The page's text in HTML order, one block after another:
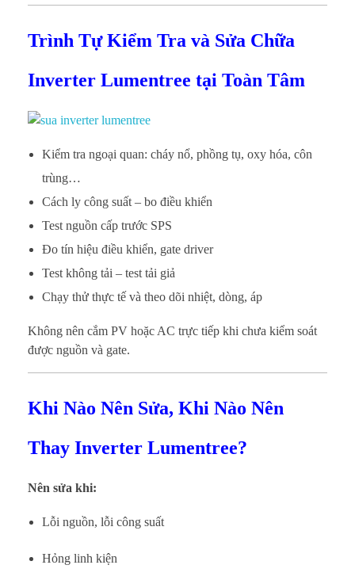
Trình Tự Kiểm Tra và Sửa Chữa
Inverter Lumentree tại Toàn Tâm
Kiểm tra ngoại quan: cháy nổ, phồng tụ, oxy hóa, côn
trùng…
Cách ly công suất – bo điều khiển
Test nguồn cấp trước SPS
Đo tín hiệu điều khiển, gate driver
Test không tải – test tải giả
Chạy thử thực tế và theo dõi nhiệt, dòng, áp
Không nên cắm PV hoặc AC trực tiếp khi chưa kiểm soát
được nguồn và gate.
Khi Nào Nên Sửa, Khi Nào Nên
Thay Inverter Lumentree?
Nên sửa khi:
Lỗi nguồn, lỗi công suất
Hỏng linh kiện